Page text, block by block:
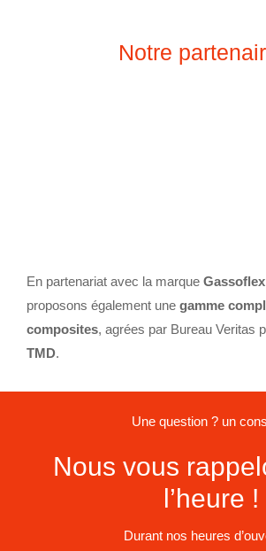
Notre
En partenariat avec la marque Gassoflex
proposons également une gamme
composites, agrées par Bureau Veritas
TMD.
Une question ? un
Nous vous
l’heure !
Durant nos heures